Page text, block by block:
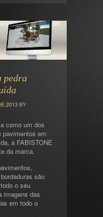
pedra
2013 BY
como um dos
pavimentos em
a FABISTONE
da marca.
são
o seu
imagens das
em todo o